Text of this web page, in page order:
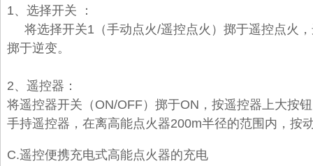
1、选择开关 ：
将选择开关1（手动点火/遥控点火）掷于遥控点火
掷于逆变。
2、遥控器：
将遥控器开关（ON/OFF）掷于ON，按遥控器上大按
手持遥控器，在离高能点火器200m半径的范围内，按
C.遥控便携充电式高能点火器的充电